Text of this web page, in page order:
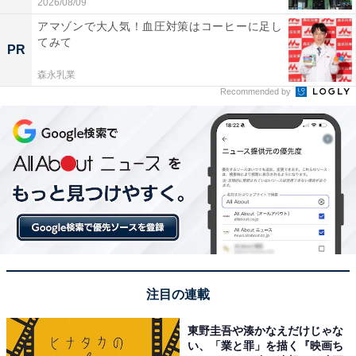
2026/08/09
PR
アマゾンで大人気！血圧対策はコーヒーに足し
てみて
森永乳業
Recommended by
注目の連載
東野圭吾や湊かなえだけじゃな
い、「業と罪」を描く『映画ち